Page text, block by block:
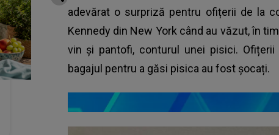
adevărat o surpriză pentru ofițerii de la
Kennedy din New York când au văzut, în
vin și pantofi, conturul unei pisici.
bagajul pentru a găsi pisica au fost șocați.